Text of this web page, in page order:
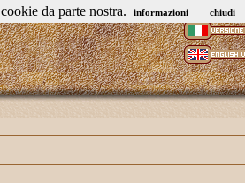
da parte nostra. informazioni chiudi